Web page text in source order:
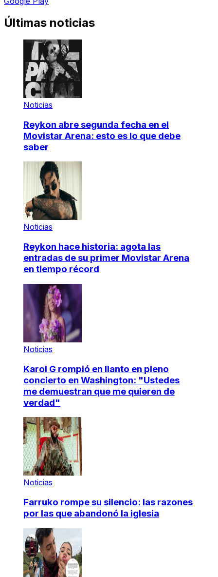
Últimas noticias
Noticias
Reykon abre segunda fecha en el
Movistar Arena: esto es lo que debe
saber
Noticias
Reykon hace historia: agota las
entradas de su primer Movistar Arena
en tiempo récord
Noticias
Karol G rompió en llanto en pleno
concierto en Washington: "Ustedes
me demuestran que me quieren de
verdad"
Noticias
Farruko rompe su silencio: las razones
por las que abandonó la iglesia